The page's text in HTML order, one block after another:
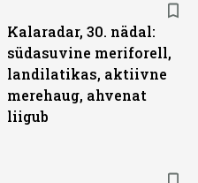
Kalaradar, 30. nädal:
südasuvine meriforell,
landilatikas, aktiivne
merehaug, ahvenat
liigub